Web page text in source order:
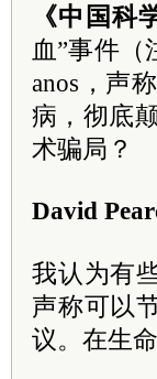
《中国科
血”事件（
anos，声
病，彻底
术骗局？
David
我认为有
声称可以
议。在生